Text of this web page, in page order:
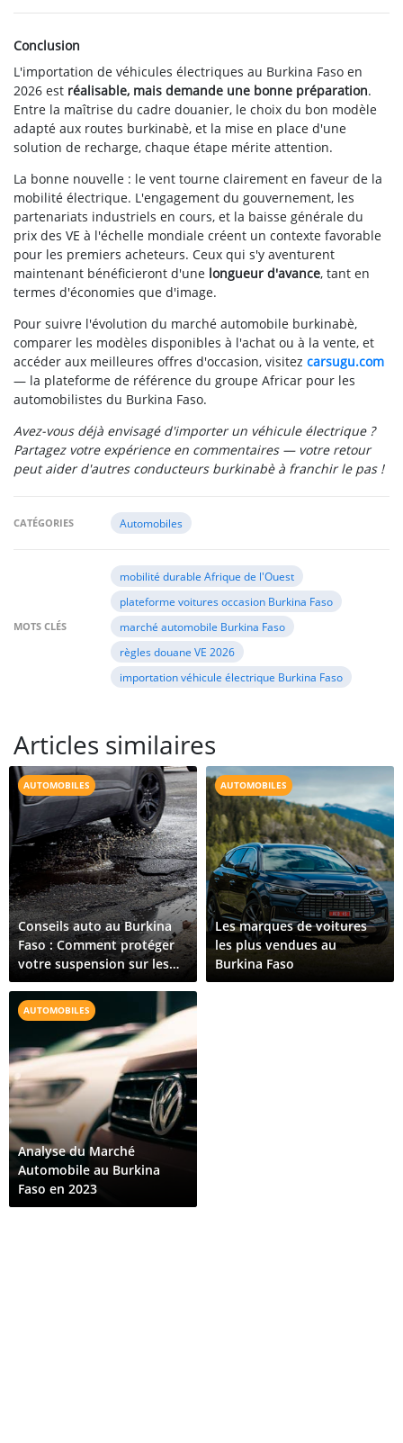
Conclusion
L'importation de véhicules électriques au Burkina Faso en
2026 est réalisable, mais demande une bonne préparation.
Entre la maîtrise du cadre douanier, le choix du bon modèle
adapté aux routes burkinabè, et la mise en place d'une
solution de recharge, chaque étape mérite attention.
La bonne nouvelle : le vent tourne clairement en faveur de la
mobilité électrique. L'engagement du gouvernement, les
partenariats industriels en cours, et la baisse générale du
prix des VE à l'échelle mondiale créent un contexte favorable
pour les premiers acheteurs. Ceux qui s'y aventurent
maintenant bénéficieront d'une longueur d'avance, tant en
termes d'économies que d'image.
Pour suivre l'évolution du marché automobile burkinabè,
comparer les modèles disponibles à l'achat ou à la vente, et
accéder aux meilleures offres d'occasion, visitez carsugu.com
— la plateforme de référence du groupe Africar pour les
automobilistes du Burkina Faso.
Avez-vous déjà envisagé d'importer un véhicule électrique ?
Partagez votre expérience en commentaires — votre retour
peut aider d'autres conducteurs burkinabè à franchir le pas !
CATÉGORIES Automobiles
MOTS CLÉS
mobilité durable Afrique de l'Ouest
plateforme voitures occasion Burkina Faso
marché automobile Burkina Faso
règles douane VE 2026
importation véhicule électrique Burkina Faso
Articles similaires
AUTOMOBILES
Conseils auto au Burkina
Faso : Comment protéger
votre suspension sur les
routes accidentées
AUTOMOBILES
Les marques de voitures
les plus vendues au
Burkina Faso
AUTOMOBILES
Analyse du Marché
Automobile au Burkina
Faso en 2023